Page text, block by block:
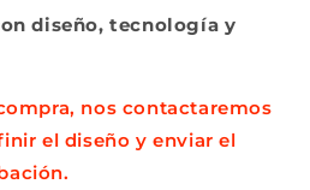
diseño, tecnología y
nos contactaremos
el diseño y enviar el